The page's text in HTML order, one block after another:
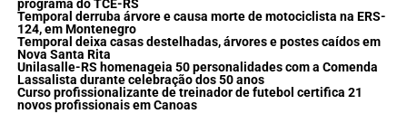
programa do TCE-RS
Temporal derruba árvore e causa morte de motociclista na ERS-
124, em Montenegro
Temporal deixa casas destelhadas, árvores e postes caídos em
Nova Santa Rita
Unilasalle-RS homenageia 50 personalidades com a Comenda
Lassalista durante celebração dos 50 anos
Curso profissionalizante de treinador de futebol certifica 21
novos profissionais em Canoas